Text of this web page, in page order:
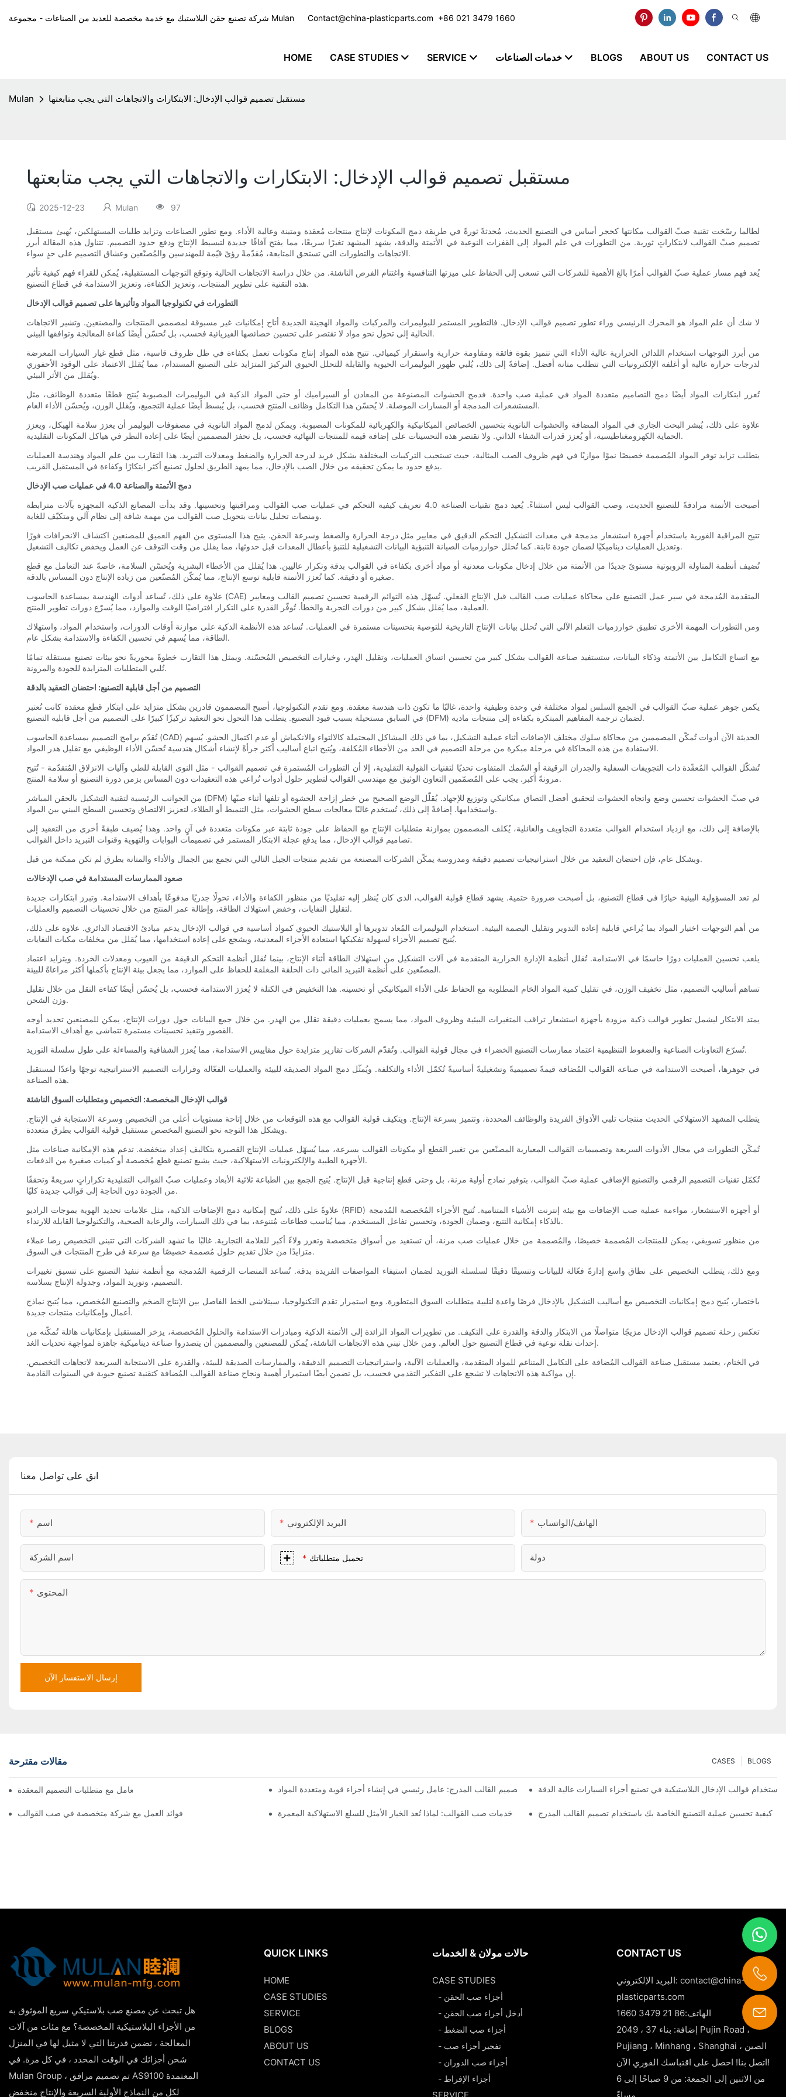
شركة تصنيع حقن البلاستيك مع خدمة مخصصة للعديد من الصناعات - مجموعة Mulan Contact@china-plasticparts.com ​​​​​​​ +86 021 3479 1660
HOME CASE STUDIES SERVICE خدمات الصناعات BLOGS ABOUT US CONTACT US
Mulan مستقبل تصميم قوالب الإدخال: الابتكارات والاتجاهات التي يجب متابعتها
مستقبل تصميم قوالب الإدخال: الابتكارات والاتجاهات التي يجب متابعتها
2025-12-23 Mulan 97
لطالما رسّخت تقنية صبّ القوالب مكانتها كحجر أساس في التصنيع الحديث، مُحدثةً ثورةً في طريقة دمج المكونات لإنتاج منتجات مُعقدة ومتينة وعالية الأداء. ومع تطور الصناعات وتزايد طلبات المستهلكين، يُهيئ مستقبل
تصميم صبّ القوالب لابتكاراتٍ ثورية. من التطورات في علم المواد إلى القفزات النوعية في الأتمتة والدقة، يشهد المشهد تغيرًا سريعًا، مما يفتح آفاقًا جديدة لتبسيط الإنتاج ودفع حدود التصميم. تتناول هذه المقالة أبرز
الاتجاهات والتطورات التي تستحق المتابعة، مُقدّمةً رؤىً قيّمة للمهندسين والمُصنّعين وعشاق التصميم على حدٍ سواء.
يُعد فهم مسار عملية صبّ القوالب أمرًا بالغ الأهمية للشركات التي تسعى إلى الحفاظ على ميزتها التنافسية واغتنام الفرص الناشئة. من خلال دراسة الاتجاهات الحالية وتوقع التوجهات المستقبلية، يُمكن للقراء فهم كيفية تأثير
هذه التقنية على تطوير المنتجات، وتعزيز الكفاءة، وتعزيز الاستدامة في قطاع التصنيع.
التطورات في تكنولوجيا المواد وتأثيرها على تصميم قوالب الإدخال
لا شك أن علم المواد هو المحرك الرئيسي وراء تطور تصميم قوالب الإدخال. فالتطوير المستمر للبوليمرات والمركبات والمواد الهجينة الجديدة أتاح إمكانيات غير مسبوقة لمصممي المنتجات والمصنعين. وتشير الاتجاهات
الحالية إلى تحول نحو مواد لا تقتصر على تحسين خصائصها الفيزيائية فحسب، بل تُحسّن أيضًا كفاءة المعالجة وتوافقها البيئي.
من أبرز التوجهات استخدام اللدائن الحرارية عالية الأداء التي تتميز بقوة فائقة ومقاومة حرارية واستقرار كيميائي. تتيح هذه المواد إنتاج مكونات تعمل بكفاءة في ظل ظروف قاسية، مثل قطع غيار السيارات المعرضة
لدرجات حرارة عالية أو أغلفة الإلكترونيات التي تتطلب متانة أفضل. إضافةً إلى ذلك، يُلبي ظهور البوليمرات الحيوية والقابلة للتحلل الحيوي التركيز المتزايد على التصنيع المستدام، مما يُقلل الاعتماد على الوقود الأحفوري
ويُقلل من الأثر البيئي.
تُعزز ابتكارات المواد أيضًا دمج التصاميم متعددة المواد في عملية صب واحدة. فدمج الحشوات المصنوعة من المعادن أو السيراميك أو حتى المواد الذكية في البوليمرات المصبوبة يُنتج قطعًا متعددة الوظائف، مثل
المستشعرات المدمجة أو المسارات الموصلة. لا يُحسّن هذا التكامل وظائف المنتج فحسب، بل يُبسط أيضًا عملية التجميع، ويُقلل الوزن، ويُحسّن الأداء العام.
علاوة على ذلك، يُبشر البحث الجاري في المواد المضافة والحشوات النانوية بتحسين الخصائص الميكانيكية والكهربائية للمكونات المصبوبة. ويمكن لدمج المواد النانوية في مصفوفات البوليمر أن يعزز سلامة الهيكل، ويعزز
الحماية الكهرومغناطيسية، أو يُعزز قدرات الشفاء الذاتي. ولا تقتصر هذه التحسينات على إضافة قيمة للمنتجات النهائية فحسب، بل تحفز المصممين أيضًا على إعادة النظر في هياكل المكونات التقليدية.
يتطلب تزايد توفر المواد المُصممة خصيصًا نموًا موازيًا في فهم ظروف الصب المثالية، حيث تستجيب التركيبات المختلفة بشكل فريد لدرجة الحرارة والضغط ومعدلات التبريد. هذا التقارب بين علم المواد وهندسة العمليات
يدفع حدود ما يمكن تحقيقه من خلال الصب بالإدخال، مما يمهد الطريق لحلول تصنيع أكثر ابتكارًا وكفاءة في المستقبل القريب.
دمج الأتمتة والصناعة 4.0 في عمليات صب الإدخال
أصبحت الأتمتة مرادفةً للتصنيع الحديث، وصب القوالب ليس استثناءً. يُعيد دمج تقنيات الصناعة 4.0 تعريف كيفية التحكم في عمليات صب القوالب ومراقبتها وتحسينها. وقد بدأت المصانع الذكية المجهزة بآلات مترابطة
ومنصات تحليل بيانات بتحويل صب القوالب من مهمة شاقة إلى نظام آلي ومتكيّف للغاية.
تتيح المراقبة الفورية باستخدام أجهزة استشعار مدمجة في معدات التشكيل التحكم الدقيق في معايير مثل درجة الحرارة والضغط وسرعة الحقن. يتيح هذا المستوى من الفهم العميق للمصنعين اكتشاف الانحرافات فورًا
وتعديل العمليات ديناميكيًا لضمان جودة ثابتة. كما تُحلل خوارزميات الصيانة التنبؤية البيانات التشغيلية للتنبؤ بأعطال المعدات قبل حدوثها، مما يقلل من وقت التوقف عن العمل ويخفض تكاليف التشغيل.
تُضيف أنظمة المناولة الروبوتية مستوىً جديدًا من الأتمتة من خلال إدخال مكونات معدنية أو مواد أخرى بكفاءة في القوالب بدقة وتكرار عاليين. هذا يُقلل من الأخطاء البشرية ويُحسّن السلامة، خاصةً عند التعامل مع قطع
صغيرة أو دقيقة. كما تُعزز الأتمتة قابلية توسع الإنتاج، مما يُمكّن المُصنّعين من زيادة الإنتاج دون المساس بالدقة.
علاوة على ذلك، تُساعد أدوات الهندسة بمساعدة الحاسوب (CAE) المتقدمة المُدمجة في سير عمل التصنيع على محاكاة عمليات صب القالب قبل الإنتاج الفعلي. تُسهّل هذه التوائم الرقمية تحسين تصميم القالب ومعايير
العملية، مما يُقلل بشكل كبير من دورات التجربة والخطأ. تُوفّر القدرة على التكرار افتراضيًا الوقت والموارد، مما يُسرّع دورات تطوير المنتج.
ومن التطورات المهمة الأخرى تطبيق خوارزميات التعلم الآلي التي تُحلل بيانات الإنتاج التاريخية للتوصية بتحسينات مستمرة في العمليات. تُساعد هذه الأنظمة الذكية على موازنة أوقات الدورات، واستخدام المواد، واستهلاك
الطاقة، مما يُسهم في تحسين الكفاءة والاستدامة بشكل عام.
مع اتساع التكامل بين الأتمتة وذكاء البيانات، ستستفيد صناعة القوالب بشكل كبير من تحسين اتساق العمليات، وتقليل الهدر، وخيارات التخصيص المُحسّنة. ويمثل هذا التقارب خطوةً محوريةً نحو بيئات تصنيع مستقلة تمامًا
تُلبي المتطلبات المتزايدة للجودة والمرونة.
التصميم من أجل قابلية التصنيع: احتضان التعقيد بالدقة
يكمن جوهر عملية صبّ القوالب في الجمع السلس لمواد مختلفة في وحدة وظيفية واحدة، غالبًا ما تكون ذات هندسة معقدة. ومع تقدم التكنولوجيا، أصبح المصممون قادرين بشكل متزايد على ابتكار قطع معقدة كانت تُعتبر
في السابق مستحيلة بسبب قيود التصنيع. يتطلب هذا التحول نحو التعقيد تركيزًا كبيرًا على التصميم من أجل قابلية التصنيع (DFM) لضمان ترجمة المفاهيم المبتكرة بكفاءة إلى منتجات مادية.
تُقدّم برامج التصميم بمساعدة الحاسوب (CAD) الحديثة الآن أدوات تُمكّن المصممين من محاكاة سلوك مختلف الإضافات أثناء عملية التشكيل، بما في ذلك المشاكل المحتملة كالالتواء والانكماش أو عدم اكتمال الحشو. يُسهم
الاستفادة من هذه المحاكاة في مرحلة مبكرة من مرحلة التصميم في الحد من الأخطاء المُكلفة، ويُتيح اتباع أساليب أكثر جرأةً لإنشاء أشكال هندسية تُحسّن الأداء الوظيفي مع تقليل هدر المواد.
تُشكّل القوالب المُعقّدة ذات التجويفات السفلية والجدران الرقيقة أو السُمك المتفاوت تحديًا لتقنيات القولبة التقليدية، إلا أن التطورات المُستمرة في تصميم القوالب - مثل النوى القابلة للطي وآليات الانزلاق المُتقدّمة - تُتيح
مرونةً أكبر. يجب على المُصمّمين التعاون الوثيق مع مهندسي القوالب لتطوير حلول أدوات تُراعي هذه التعقيدات دون المساس بزمن دورة التصنيع أو سلامة المنتج.
من الجوانب الرئيسية لتقنية التشكيل بالحقن المباشر (DFM) في صبّ الحشوات تحسين وضع واتجاه الحشوات لتحقيق أفضل التصاق ميكانيكي وتوزيع للإجهاد. يُقلّل الوضع الصحيح من خطر إزاحة الحشوة أو تلفها أثناء صبّها
واستخدامها. إضافةً إلى ذلك، تُستخدم غالبًا معالجات سطح الحشوات، مثل التنميط أو الطلاء، لتعزيز الالتصاق وتحسين السطح البيني بين المواد.
بالإضافة إلى ذلك، مع ازدياد استخدام القوالب متعددة التجاويف والعائلية، يُكلف المصممون بموازنة متطلبات الإنتاج مع الحفاظ على جودة ثابتة عبر مكونات متعددة في آنٍ واحد. وهذا يُضيف طبقةً أخرى من التعقيد إلى
تصاميم قوالب الإدخال، مما يدفع عجلة الابتكار المستمر في تصميمات البوابات والتهوية وقنوات التبريد داخل القوالب.
وبشكل عام، فإن احتضان التعقيد من خلال استراتيجيات تصميم دقيقة ومدروسة يمكّن الشركات المصنعة من تقديم منتجات الجيل التالي التي تجمع بين الجمال والأداء والمتانة بطرق لم تكن ممكنة من قبل.
صعود الممارسات المستدامة في صب الإدخالات
لم تعد المسؤولية البيئية خيارًا في قطاع التصنيع، بل أصبحت ضرورة حتمية. يشهد قطاع قولبة القوالب، الذي كان يُنظر إليه تقليديًا من منظور الكفاءة والأداء، تحولًا جذريًا مدفوعًا بأهداف الاستدامة. وتبرز ابتكارات جديدة
لتقليل النفايات، وخفض استهلاك الطاقة، وإطالة عمر المنتج من خلال تحسينات التصميم والعمليات.
من أهم التوجهات اختيار المواد بما يُراعي قابلية إعادة التدوير وتقليل البصمة البيئية. استخدام البوليمرات المُعاد تدويرها أو البلاستيك الحيوي كمواد أساسية في قوالب الإدخال يدعم مبادئ الاقتصاد الدائري. علاوة على ذلك،
يُتيح تصميم الأجزاء لسهولة تفكيكها استعادة الأجزاء المعدنية، ويشجع على إعادة استخدامها، مما يُقلل من مخلفات مكبات النفايات.
يلعب تحسين العمليات دورًا حاسمًا في الاستدامة. تُقلل أنظمة الإدارة الحرارية المتقدمة في آلات التشكيل من استهلاك الطاقة أثناء الإنتاج، بينما تُقلل أنظمة التحكم الدقيقة من العيوب ومعدلات الخردة. ويتزايد اعتماد
المصنّعين على أنظمة التبريد المائي ذات الحلقة المغلقة للحفاظ على الموارد، مما يجعل بيئة الإنتاج بأكملها أكثر مراعاةً للبيئة.
تساهم أساليب التصميم، مثل تخفيف الوزن، في تقليل كمية المواد الخام المطلوبة مع الحفاظ على الأداء الميكانيكي أو تحسينه. هذا التخفيض في الكتلة لا يُعزز الاستدامة فحسب، بل يُحسّن أيضًا كفاءة النقل من خلال تقليل
وزن الشحن.
يمتد الابتكار ليشمل تطوير قوالب ذكية مزودة بأجهزة استشعار تراقب المتغيرات البيئية وظروف المواد، مما يسمح بعمليات دقيقة تقلل من الهدر. من خلال جمع البيانات حول دورات الإنتاج، يمكن للمصنعين تحديد أوجه
القصور وتنفيذ تحسينات مستمرة تتماشى مع أهداف الاستدامة.
تُسرّع التعاونات الصناعية والضغوط التنظيمية اعتماد ممارسات التصنيع الخضراء في مجال قولبة القوالب. وتُقدّم الشركات تقارير متزايدة حول مقاييس الاستدامة، مما يُعزز الشفافية والمساءلة على طول سلسلة التوريد.
في جوهرها، أصبحت الاستدامة في صناعة القوالب المُضافة قيمةً تصميميةً وتشغيليةً أساسيةً تُكمّل الأداء والتكلفة. ويُمثّل دمج المواد الصديقة للبيئة والعمليات الفعّالة وقرارات التصميم الاستراتيجية توجهًا واعدًا لمستقبل
هذه الصناعة.
قوالب الإدخال المخصصة: التخصيص ومتطلبات السوق الناشئة
يتطلب المشهد الاستهلاكي الحديث منتجات تلبي الأذواق الفريدة والوظائف المحددة، وتتميز بسرعة الإنتاج. ويتكيف قولبة القوالب مع هذه التوقعات من خلال إتاحة مستويات أعلى من التخصيص وسرعة الاستجابة في الإنتاج.
ويشكل هذا التوجه نحو التصنيع المخصص مستقبل قولبة القوالب بطرق متعددة.
تُمكّن التطورات في مجال الأدوات السريعة وتصميمات القوالب المعيارية المصنّعين من تغيير القطع أو مكونات القوالب بسرعة، مما يُسهّل عمليات الإنتاج القصيرة بتكاليف إعداد منخفضة. تدعم هذه الإمكانية صناعات مثل
الأجهزة الطبية والإلكترونيات الاستهلاكية، حيث يشيع تصنيع قطع مُخصصة أو كميات صغيرة من الدفعات.
تُكمّل تقنيات التصميم الرقمي والتصنيع الإضافي عملية صبّ القوالب، بتوفير نماذج أولية مرنة، بل وحتى قطع إنتاجية قبل الإنتاج. يُتيح الجمع بين الطباعة ثلاثية الأبعاد وعمليات صبّ القوالب التقليدية تكراراتٍ سريعةً وتحققًا
من الجودة دون الحاجة إلى قوالب جديدة كليًا.
علاوةً على ذلك، تُتيح إمكانية دمج الإضافات الذكية، مثل علامات تحديد الهوية بموجات الراديو (RFID) أو أجهزة الاستشعار، مواءمة عملية صب الإضافات مع بيئة إنترنت الأشياء المتنامية. تُتيح الأجزاء المُخصصة المُدمجة
بالذكاء إمكانية التتبع، وضمان الجودة، وتحسين تفاعل المستخدم، مما يُناسب قطاعات مُتنوعة، بما في ذلك السيارات، والرعاية الصحية، والتكنولوجيا القابلة للارتداء.
من منظور تسويقي، يمكن للمنتجات المُصممة خصيصًا، والمُصممة من خلال عمليات صب مرنة، أن تستفيد من أسواق متخصصة وتعزز ولاءً أكبر للعلامة التجارية. غالبًا ما تشهد الشركات التي تتبنى التخصيص رضا عملاء
متزايدًا من خلال تقديم حلول مُصممة خصيصًا مع سرعة في طرح المنتجات في السوق.
ومع ذلك، يتطلب التخصيص على نطاق واسع إدارةً فعّالة للبيانات وتنسيقًا دقيقًا لسلسلة التوريد لضمان استيفاء المواصفات الفريدة بدقة. تُساعد المنصات الرقمية المُدمجة مع أنظمة تنفيذ التصنيع على تنسيق تغييرات
التصميم، وتوريد المواد، وجدولة الإنتاج بسلاسة.
باختصار، يُتيح دمج إمكانيات التخصيص مع أساليب التشكيل بالإدخال فرصًا واعدة لتلبية متطلبات السوق المتطورة. ومع استمرار تقدم التكنولوجيا، سيتلاشى الخط الفاصل بين الإنتاج الضخم والتصنيع المُخصص، مما يُتيح نماذج
أعمال وإمكانيات منتجات جديدة.
تعكس رحلة تصميم قوالب الإدخال مزيجًا متواصلًا من الابتكار والدقة والقدرة على التكيف. من تطويرات المواد الرائدة إلى الأتمتة الذكية ومبادرات الاستدامة والحلول المُخصصة، يزخر المستقبل بإمكانيات هائلة تُمكّنه من
إحداث نقلة نوعية في قطاع التصنيع حول العالم. ومن خلال تبني هذه الاتجاهات الناشئة، يُمكن للمصنعين والمصممين أن يتصدروا صناعة ديناميكية جاهزة لمواجهة تحديات الغد.
في الختام، يعتمد مستقبل صناعة القوالب المُضافة على التكامل المتناغم للمواد المتقدمة، والعمليات الآلية، واستراتيجيات التصميم الدقيقة، والممارسات الصديقة للبيئة، والقدرة على الاستجابة السريعة لاتجاهات التخصيص.
إن مواكبة هذه الاتجاهات لا تشجع على التفكير التقدمي فحسب، بل تضمن أيضًا استمرار أهمية ونجاح صناعة القوالب المُضافة كتقنية تصنيع حيوية في السنوات القادمة.
ابق على تواصل معنا
اسم البريد الإلكتروني الهاتف/الواتساب
اسم الشركة تحميل متطلباتك دولة
المحتوى
إرسال الاستفسار الآن
مقالات مقترحة BLOGS
CASES
كيف يمكن لشركات صب القوالب التعامل مع متطلبات التصميم المعقدة تصميم القالب المدرج: عامل رئيسي في إنشاء أجزاء قوية ومتعددة المواد استخدام قوالب الإدخال البلاستيكية في تصنيع أجزاء السيارات عالية الدقة
فوائد العمل مع شركة متخصصة في صب القوالب خدمات صب القوالب: لماذا تُعد الخيار الأمثل للسلع الاستهلاكية المعمرة كيفية تحسين عملية التصنيع الخاصة بك باستخدام تصميم القالب المدرج
هل تبحث عن مصنع صب بلاستيكي سريع الموثوق به
من الأجزاء البلاستيكية المخصصة؟ مع مئات من آلات
المعالجة ، تضمن قدرتنا التي لا مثيل لها في المنزل
شحن أجزائك في الوقت المحدد ، في كل مرة. في
Mulan Group ، تم تصميم مرافق AS9100 المعتمدة
لكل من النماذج الأولية السريعة والإنتاج منخفض
QUICK LINKS
HOME
CASE STUDIES
SERVICE
BLOGS
ABOUT US
CONTACT US
حالات مولان & الخدمات
CASE STUDIES
- أجزاء صب الحقن
- أدخل أجزاء صب الحقن
- أجزاء صب الضغط
- تفجير أجزاء صب
- أجزاء صب الدوران
- أجزاء الإفراط
CONTACT US
البريد الإلكتروني:contact@china-
plasticparts.com
الهاتف:86 21 3479 1660
إضافة: بناء 37 ، 2049 Pujin Road ،
Pujiang ، Minhang ، Shanghai ، الصين
اتصل بنا! احصل على اقتباسك الفوري الآن!
من الاثنين إلى الجمعة: من 9 صباحًا إلى 6